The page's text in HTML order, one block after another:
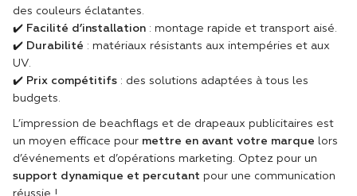
des couleurs éclatantes.
✔️ Facilité d’installation : montage rapide et transport aisé.
✔️ Durabilité : matériaux résistants aux intempéries et aux
UV.
✔️ Prix compétitifs : des solutions adaptées à tous les
budgets.
L’impression de beachflags et de drapeaux publicitaires est
un moyen efficace pour mettre en avant votre marque lors
d’événements et d’opérations marketing. Optez pour un
support dynamique et percutant pour une communication
réussie !